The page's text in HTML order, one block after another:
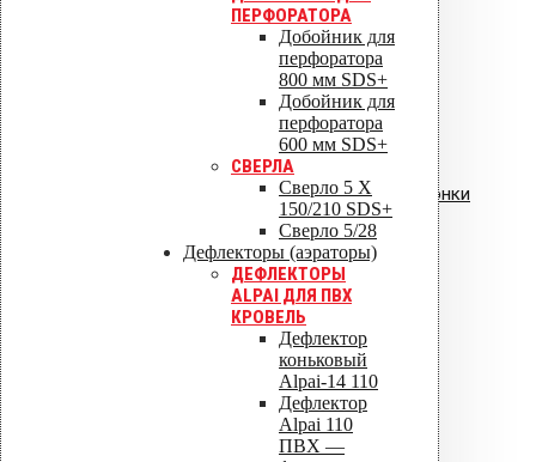
ПЕРФОРАТОРА
Добойник для
перфоратора
800 мм SDS+
Добойник для
перфоратора
600 мм SDS+
СВЕРЛА
Сверло 5 X
150/210 SDS+
Сверло 5/28
Дефлекторы (аэраторы)
ДЕФЛЕКТОРЫ
ALPAI ДЛЯ ПВХ
КРОВЕЛЬ
Дефлектор
коньковый
Alpai-14 110
Дефлектор
Alpai 110
ПВХ —
Инструкция: водосточные воронки
Vilpe AM